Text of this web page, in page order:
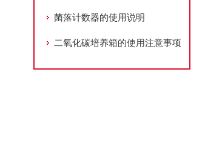
菌落计数器的使用说明
二氧化碳培养箱的使用注意事项